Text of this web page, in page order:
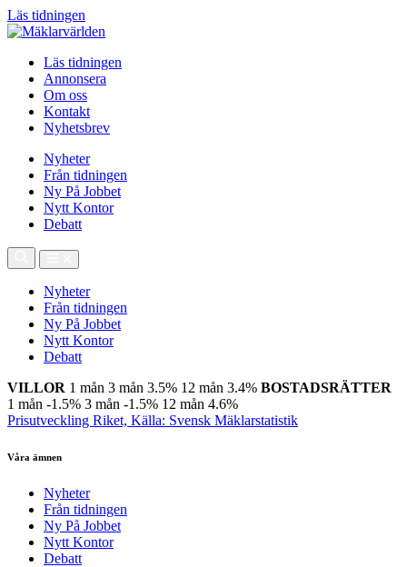
Läs tidningen
Läs tidningen
Annonsera
Om oss
Kontakt
Nyhetsbrev
Nyheter
Från tidningen
Ny På Jobbet
Nytt Kontor
Debatt
Nyheter
Från tidningen
Ny På Jobbet
Nytt Kontor
Debatt
VILLOR 1 mån 3 mån 3.5% 12 mån 3.4% BOSTADSRÄTTER
1 mån -1.5% 3 mån -1.5% 12 mån 4.6%
Prisutveckling Riket, Källa: Svensk Mäklarstatistik
Våra ämnen
Nyheter
Från tidningen
Ny På Jobbet
Nytt Kontor
Debatt